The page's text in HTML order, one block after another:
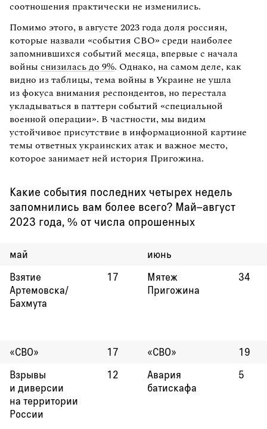
соотношения практически не изменились.
Помимо этого, в августе 2023 года доля россиян,
которые назвали «события СВО» среди наиболее
запомнившихся событий месяца, впервые с начала
войны снизилась до 9%. Однако, на самом деле, как
видно из таблицы, тема войны в Украине не ушла
из фокуса внимания респондентов, но перестала
укладываться в паттерн событий «специальной
военной операции». В частности, мы видим
устойчивое присутствие в информационной картине
темы ответных украинских атак и важное место,
которое занимает ней история Пригожина.
Какие события последних четырех недель
запомнились вам более всего? Май–август
2023 года, % от числа опрошенных
май
июнь
Взятие
Артемовска/
Бахмута
17
Мятеж
Пригожина
34
«СВО» 17 «СВО»
19
Взрывы
и диверсии
на территории
России
12
Авария
батискафа
5